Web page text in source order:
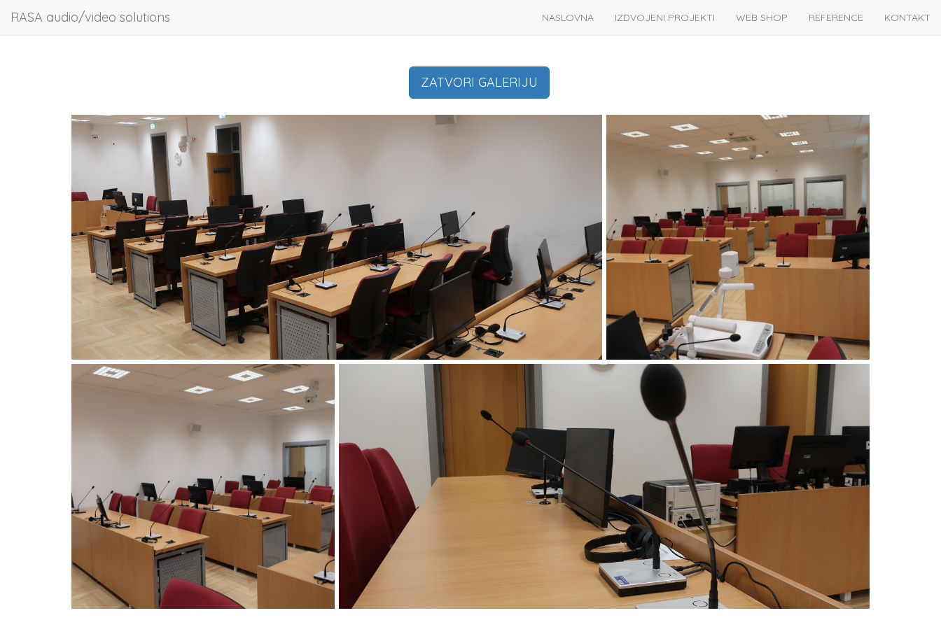
RASA audio/video solutions NASLOVNA IZDVOJENI PROJEKTI WEB SHOP REFERENCE KONTAKT
ZATVORI GALERIJU